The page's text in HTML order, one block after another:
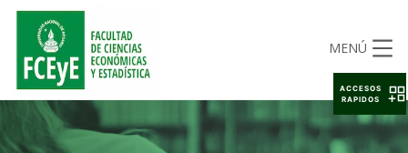
MENÚ
ACCESOS
RAPIDOS